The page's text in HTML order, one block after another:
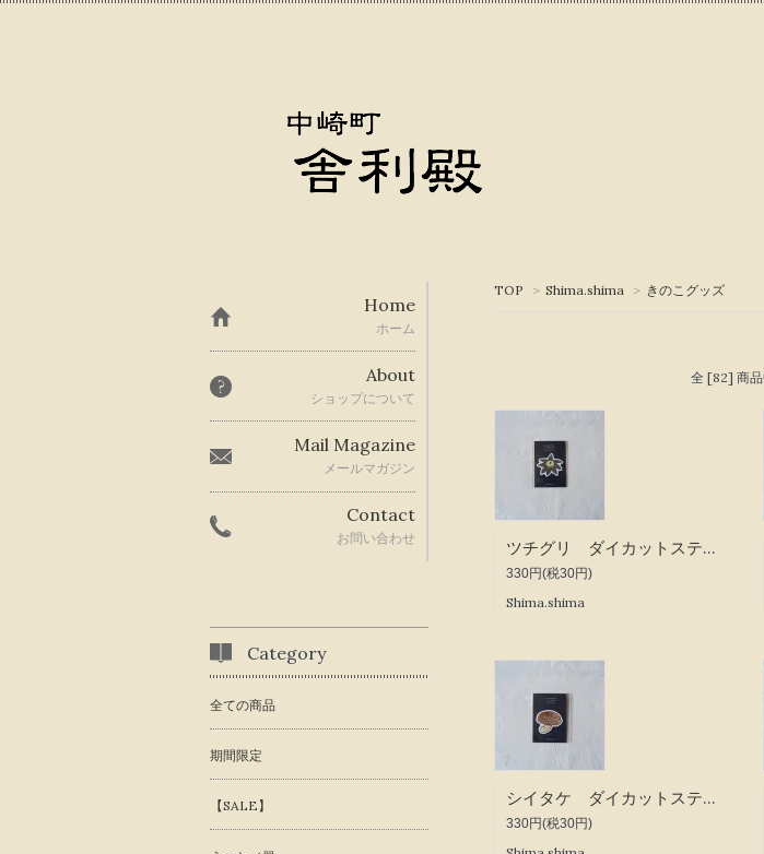
TOP > Shima.shima > きのこグッズ
全 [82] 商
ツチグリ ダイカットステッカー
330円(税30円)
Shima.shima
シイタケ ダイカットステッカー
330円(税30円)
Home
ホーム
About
ショップについて
Mail Magazine
メールマガジン
Contact
お問い合わせ
Category
全ての商品
期間限定
【SALE】